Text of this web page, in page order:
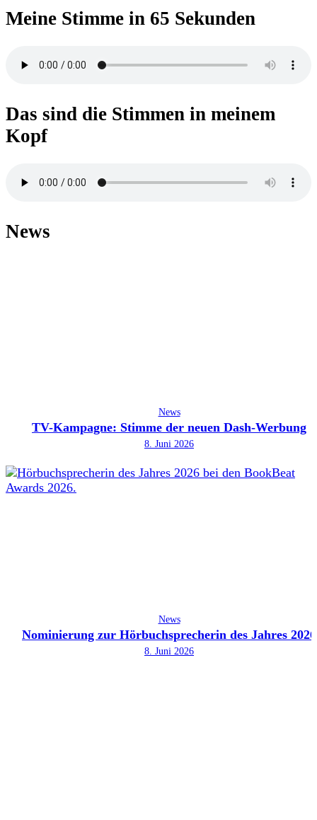
Meine Stimme in 65 Sekunden
Das sind die Stimmen in meinem
Kopf
News
News
TV-Kampagne: Stimme der neuen Dash-Werbung
8. Juni 2026
News
Nominierung zur Hörbuchsprecherin des Jahres 2026
8. Juni 2026